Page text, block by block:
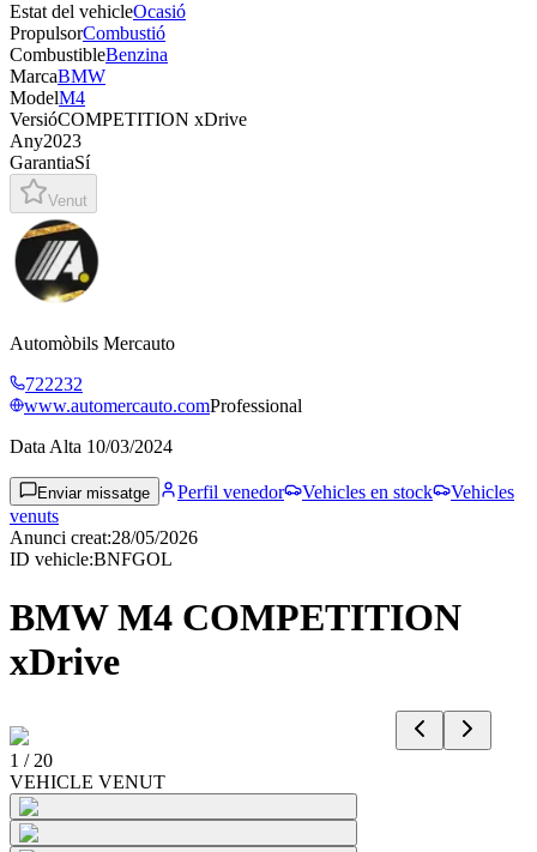
Estat del vehicleOcasió
PropulsorCombustió
CombustibleBenzina
MarcaBMW
ModelM4
VersióCOMPETITION xDrive
Any2023
GarantiaSí
Venut
Automòbils Mercauto
722232
www.automercauto.comProfessional
Data Alta 10/03/2024
Enviar missatge Perfil venedor Vehicles en stock
Vehicles
venuts
Anunci creat:28/05/2026
ID vehicle:BNFGOL
BMW M4 COMPETITION
xDrive
1 / 20
VEHICLE VENUT